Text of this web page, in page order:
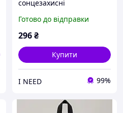
сонцезахисні
стилі стиппанк, чоловічі
жіночі, чорні
Готово до відправки
296₴
Купити
I NEED 99%